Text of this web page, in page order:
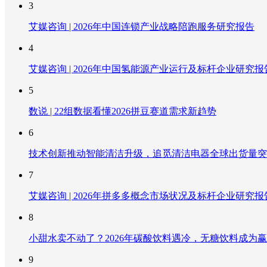
3
艾媒咨询 | 2026年中国连锁产业战略陪跑服务研究报告
4
艾媒咨询 | 2026年中国氢能源产业运行及标杆企业研究报
5
数说 | 22组数据看懂2026拼豆赛道需求新趋势
6
技术创新推动智能清洁升级，追觅清洁电器全球出货量
7
艾媒咨询 | 2026年拼多多概念市场状况及标杆企业研究报
8
小甜水卖不动了？2026年碳酸饮料遇冷，无糖饮料成为
9